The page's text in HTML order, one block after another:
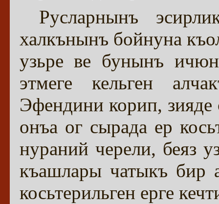
Русларнынъ
халкънынъ бойнуна
узьре ве бунынъ
этмеге кельген
Эфендини корип,
онъа ог сырада ер
нураний черели, беяз
къашлары чатыкъ бир
косьтерильген ерге